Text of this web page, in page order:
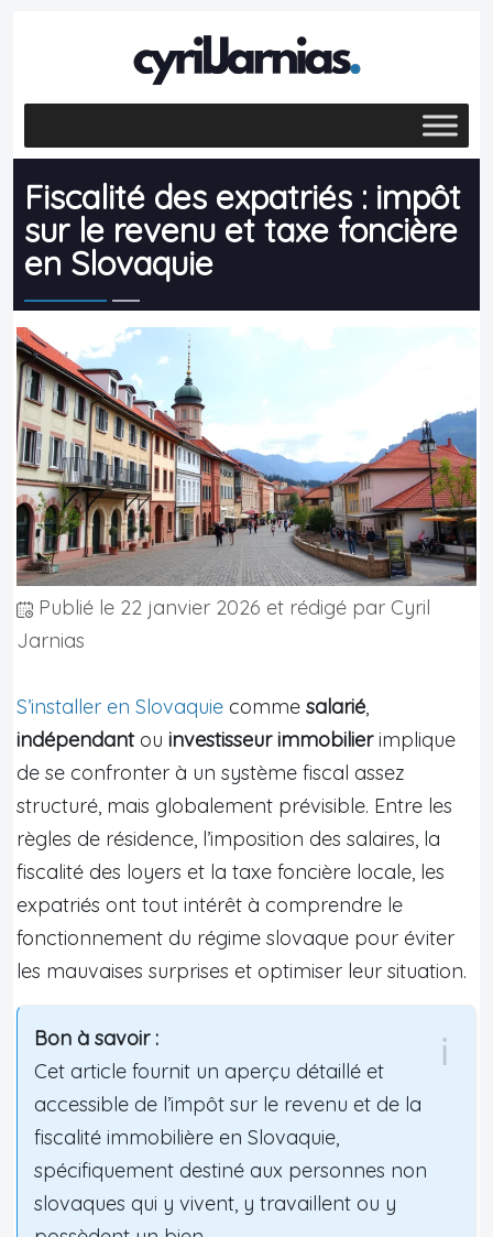
Fiscalité des expatriés : impôt
sur le revenu et taxe foncière
en Slovaquie
Publié le 22 janvier 2026 et rédigé par Cyril
Jarnias
S’installer en Slovaquie comme salarié,
indépendantou investisseur immobilierimplique
de se confronter à un système fiscal assez
structuré, mais globalement prévisible. Entre les
règles de résidence, l’imposition des salaires, la
fiscalité des loyers et la taxe foncière locale, les
expatriés ont tout intérêt à comprendre le
fonctionnement du régime slovaque pour éviter
les mauvaises surprises et optimiser leur situation.
Bon à savoir :
Cet article fournit un aperçu détaillé et
accessible de l’impôt sur le revenu et de la
fiscalité immobilière en Slovaquie,
spécifiquement destiné aux personnes non
slovaques qui y vivent, y travaillent ou y